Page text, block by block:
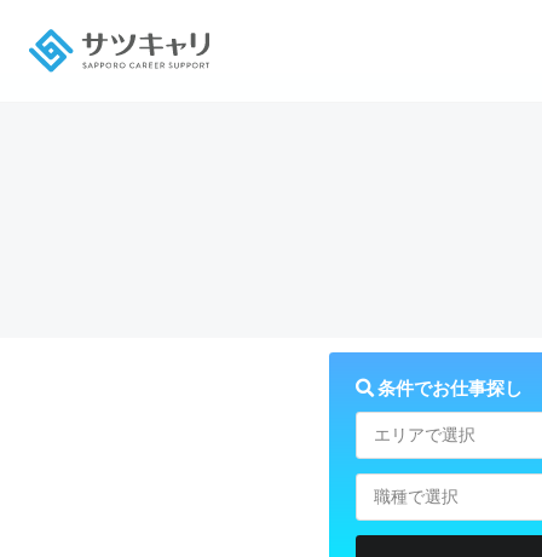
条件でお仕事探し
エリアで選択
職種で選択